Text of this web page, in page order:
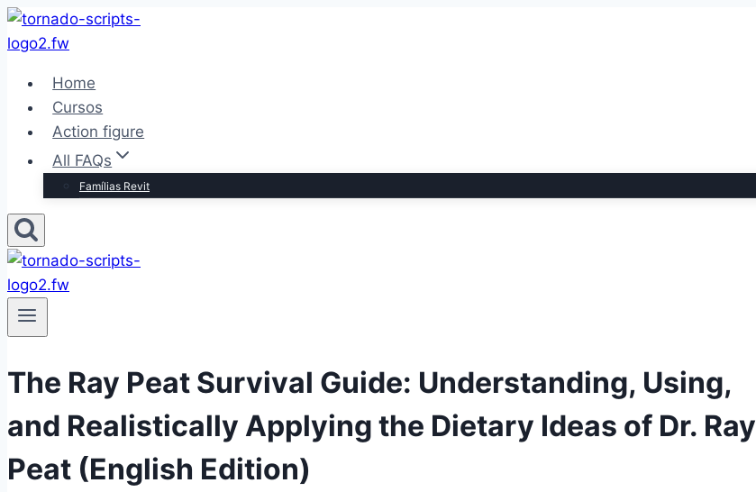
Pular
para
Conteúdo
Home
Cursos
Action figure
All FAQs
Famílias Revit
The Ray Peat Survival Guide: Understanding, Using,
and Realistically Applying the Dietary Ideas of Dr. Ray
Peat (English Edition)